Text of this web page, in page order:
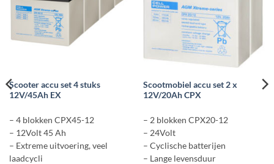
Scooter accu set 4 stuks
12V/45Ah EX
– 4 blokken CPX45-12
– 12Volt 45 Ah
– Extreme uitvoering, veel
laadcycli
Scootmobiel accu set 2 x
12V/20Ah CPX
– 2 blokken CPX20-12
– 24Volt
– Cyclische batterijen
– Lange levensduur